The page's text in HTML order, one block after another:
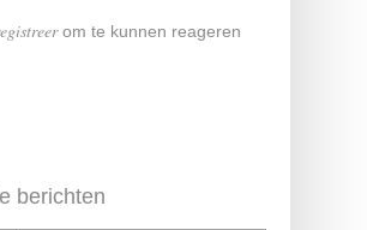
om te kunnen reageren
berichten